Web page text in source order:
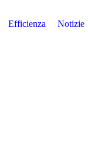
Efficienza Notizie